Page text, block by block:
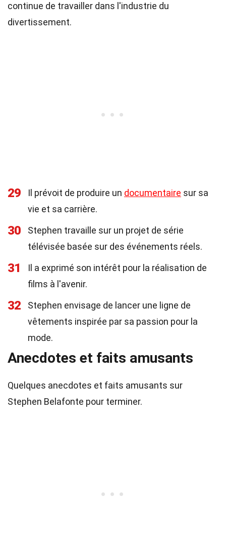
continue de travailler dans l'industrie du
divertissement.
29 Il prévoit de produire un documentaire sur sa
vie et sa carrière.
30
Stephen travaille sur un projet de série
télévisée basée sur des événements réels.
31
Il a exprimé son intérêt pour la réalisation de
films à l'avenir.
32
Stephen envisage de lancer une ligne de
vêtements inspirée par sa passion pour la
mode.
Anecdotes et faits amusants
Quelques anecdotes et faits amusants sur
Stephen Belafonte pour terminer.